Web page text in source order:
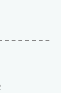
– – – – – – –